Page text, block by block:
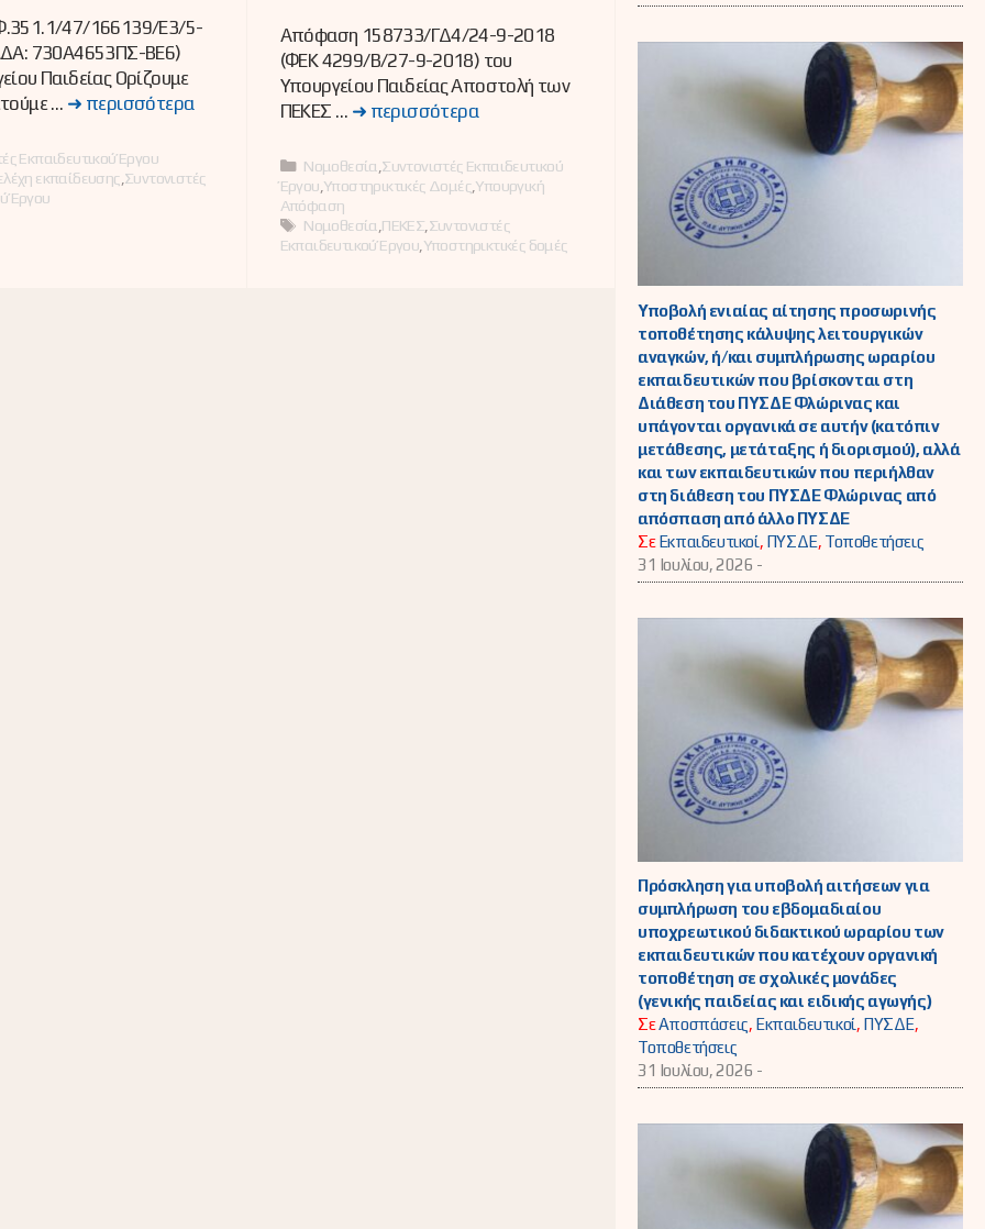
47/166139/Ε3/5-
730Α4653ΠΣ-ΒΕ6)
Παιδείας Ορίζουμε
… ➜ περισσότερα
Εκπαιδευτικού Έργου
εκπαίδευσης Συντονιστές
Έργου
Απόφαση 158733/ΓΔ4/24-9-2018
(ΦΕΚ 4299/Β/27-9-2018) του
Υπουργείου Παιδείας Αποστολή των
ΠΕΚΕΣ … ➜ περισσότερα
Κατηγορίες
Νομοθεσία Συντονιστές Εκπαιδευτικού
Έργου Υποστηρικτικές Δομές, Υπουργική
Απόφαση
Ετικέτες
Νομοθεσία ΠΕΚΕΣ Συντονιστές
Εκπαιδευτικού Έργου Υποστηρικτικές δομές
Υποβολή ενιαίας αίτησης προσωρινής
τοποθέτησης κάλυψης λειτουργικών
αναγκών, ή/και συμπλήρωσης ωραρίου
εκπαιδευτικών που βρίσκονται στη
Διάθεση του ΠΥΣΔΕ Φλώρινας και
υπάγονται οργανικά σε αυτήν (κατόπιν
μετάθεσης, μετάταξης ή διορισμού), αλλά
και των εκπαιδευτικών που περιήλθαν
στη διάθεση του ΠΥΣΔΕ Φλώρινας από
απόσπαση από άλλο ΠΥΣΔΕ
ΣεΕκπαιδευτικοί, ΠΥΣΔΕ, Τοποθετήσεις
31 Ιουλίου, 2026 -
Πρόσκληση για υποβολή αιτήσεων για
συμπλήρωση του εβδομαδιαίου
υποχρεωτικού διδακτικού ωραρίου των
εκπαιδευτικών που κατέχουν οργανική
τοποθέτηση σε σχολικές μονάδες
(γενικής παιδείας και ειδικής αγωγής)
ΣεΑποσπάσεις, Εκπαιδευτικοί, ΠΥΣΔΕ,
Τοποθετήσεις
31 Ιουλίου, 2026 -